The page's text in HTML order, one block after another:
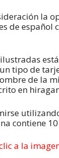
la
de español
tipo de
de la
en
contiene
a la